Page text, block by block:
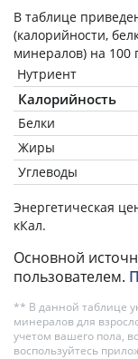
В таблице
(калорийности,
минералов) на 100
Нутриент
Калорийность
Белки
Жиры
Углеводы
Энергетическая
кКал.
Основной
пользователем.
** В данной таблице
минералов для
учетом вашего пола,
воспользуйтесь